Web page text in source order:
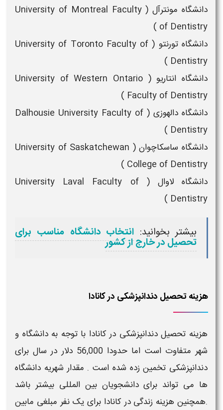
دانشگاه مونترآل ( University of Montreal Faculty
of Dentistry )
دانشگاه تورنتو ( University of Toronto Faculty of
Dentistry )
دانشگاه انتاریو ( University of Western Ontario
Faculty of Dentistry )
دانشگاه دالهوزی ( Dalhousie University Faculty of
Dentistry )
دانشگاه ساسکاچوان ( University of Saskatchewan
College of Dentistry )
دانشگاه لاوال ( University Laval Faculty of
Dentistry )
بیشتر بخوانید: انتخاب دانشگاه مناسب برای
تحصیل در خارج از کشور
هزینه تحصیل دندانپزشکی در کانادا
هزینه تحصیل دندانپزشکی در کانادا با توجه به دانشگاه و
شهر متفاوت است اما حدودا 56,000 دلار در سال برای
دندانپزشکی تخمین زده شده است . مقدار شهریه دانشگاه
ها می تواند برای دانشجویان بین المللی بیشتر باشد
.همچنین هزینه زندگی در کانادا برای یک نفر مبلغی مابین